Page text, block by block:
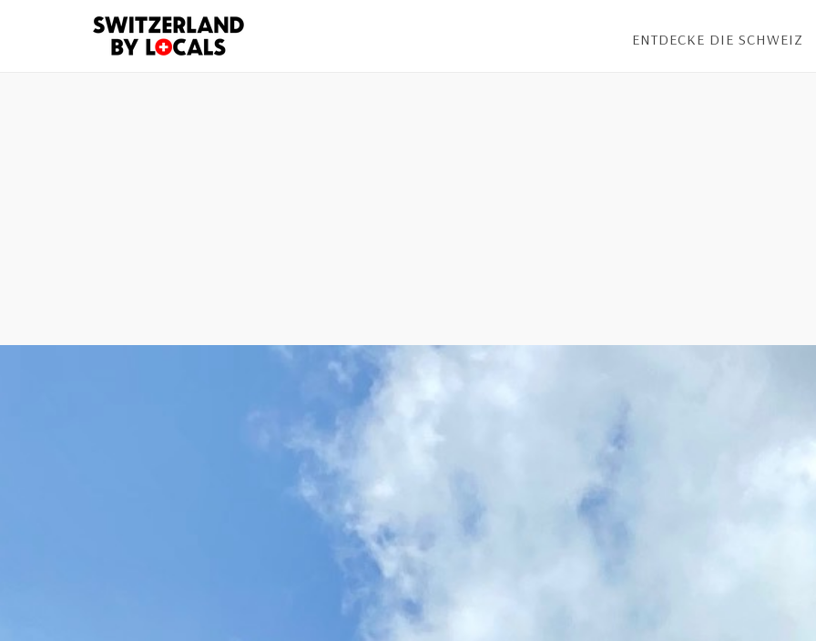
ENTDECKE DIE SCHWEIZ